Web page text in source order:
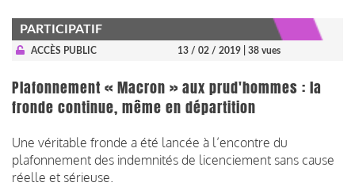
PARTICIPATIF
ACCÈS PUBLIC 13 / 02 / 2019 | 38 vues
Plafonnement « Macron » aux prud'hommes : la
fronde continue, même en départition
Une véritable fronde a été lancée à l’encontre du
plafonnement des indemnités de licenciement sans cause
réelle et sérieuse.